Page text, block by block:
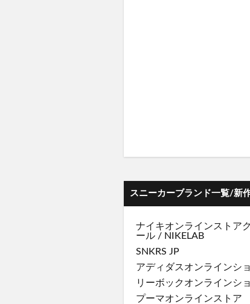
スニーカーブランド一覧/新
ナイキオンラインストア
ール / NIKELAB
SNKRS JP
アディダスオンラインシ
リーボックオンラインシ
プーマオンラインストア